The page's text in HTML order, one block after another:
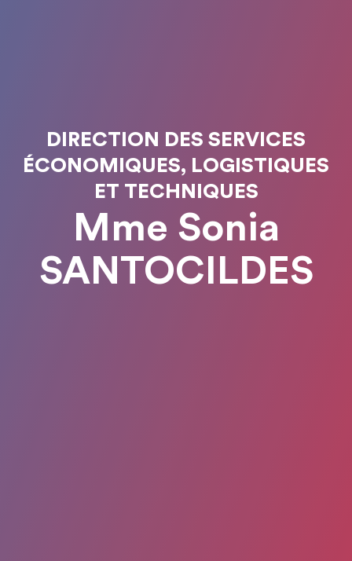
DIRECTION DES SERVICES
ÉCONOMIQUES, LOGISTIQUES
ET TECHNIQUES
Mme Sonia
SANTOCILDES